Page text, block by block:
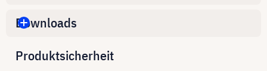
Downloads
Produktsicherheit